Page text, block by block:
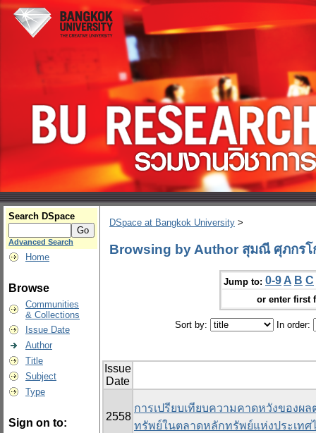
Search DSpace
Advanced Search
Home
Browse
Communities
& Collections
Issue Date
Author
Title
Subject
Type
Sign on to:
DSpace at Bangkok University >
Browsing by Author สุมณี ศุภกรโ
Jump to: 0-9 A B C
or enter first
Sort by: In order:
Issue
Date
2558
การเปรียบเทียบความคาดหวังของผ
ทรัพย์ในตลาดหลักทรัพย์แห่งประเทศ